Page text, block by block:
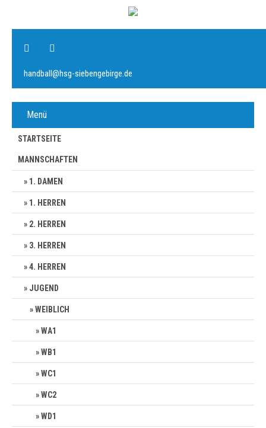
handball@hsg-siebengebirge.de
Menü
STARTSEITE
MANNSCHAFTEN
1. DAMEN
1. HERREN
2. HERREN
3. HERREN
4. HERREN
JUGEND
WEIBLICH
WA1
WB1
WC1
WC2
WD1